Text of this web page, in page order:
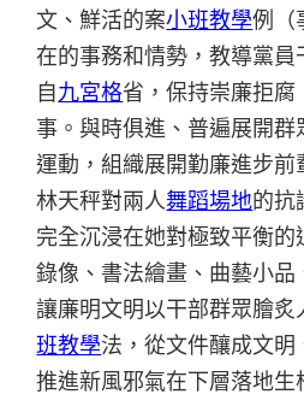
文、鮮活的案小班教學例（
在的事務和情勢，教導黨
自九宮格省，保持崇廉拒
事。與時俱進、普遍展開
運動，組織展開勤廉進步
林天秤對兩人舞蹈場地的抗
完全沉浸在她對極致平衡
錄像、書法繪畫、曲藝小品
讓廉明文明以干部群眾膾炙
班教學法，從文件釀成文明
推進新風邪氣在下層落地生